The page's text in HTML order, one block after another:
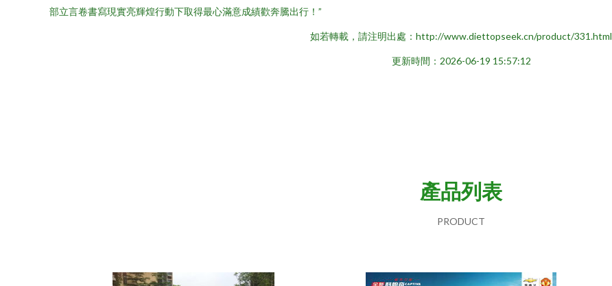
部立言卷書寫現實亮輝煌行動下取得最心滿意成績歡奔騰出行！”
如若轉載，請注明出處：http://www.diettopseek.cn/product/331.html
更新時間：2026-06-19 15:57:12
產品列表
PRODUCT